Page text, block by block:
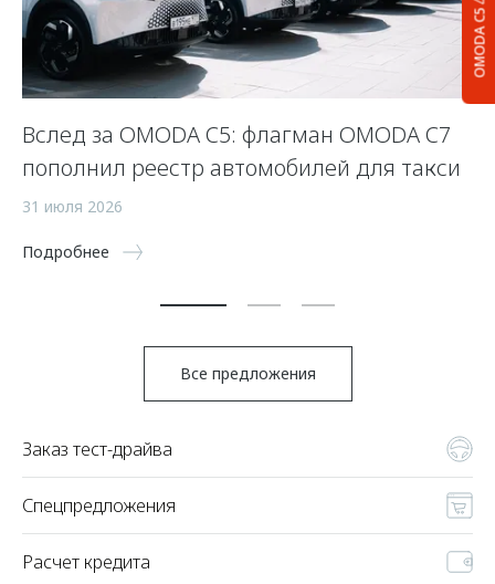
OMODA C5
Вслед за OMODA C5: флагман OMODA C7
пополнил реестр автомобилей для такси
31 июля 2026
Подробнее
Все предложения
Заказ тест-драйва
Спецпредложения
Расчет кредита